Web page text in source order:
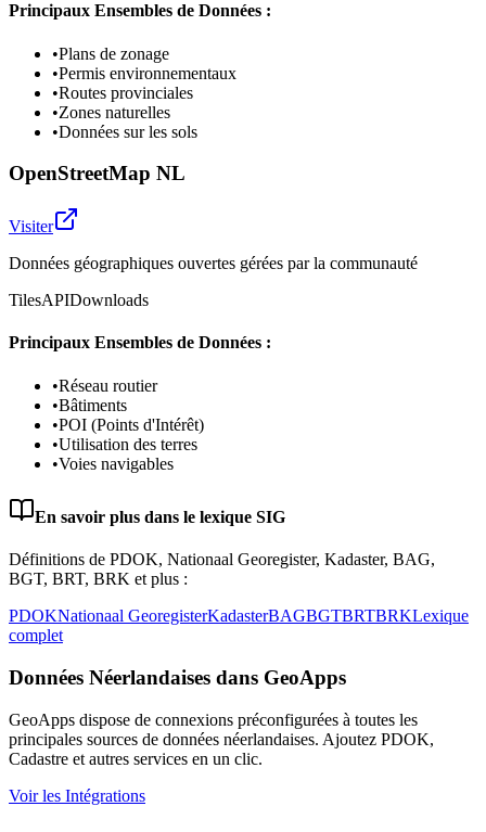
Principaux Ensembles de Données :
•Plans de zonage
•Permis environnementaux
•Routes provinciales
•Zones naturelles
•Données sur les sols
OpenStreetMap NL
Visiter
Données géographiques ouvertes gérées par la communauté
TilesAPIDownloads
Principaux Ensembles de Données :
•Réseau routier
•Bâtiments
•POI (Points d'Intérêt)
•Utilisation des terres
•Voies navigables
En savoir plus dans le lexique SIG
Définitions de PDOK, Nationaal Georegister, Kadaster, BAG,
BGT, BRT, BRK et plus :
PDOKNationaal GeoregisterKadasterBAGBGTBRTBRKLexique
complet
Données Néerlandaises dans GeoApps
GeoApps dispose de connexions préconfigurées à toutes les
principales sources de données néerlandaises. Ajoutez PDOK,
Cadastre et autres services en un clic.
Voir les Intégrations